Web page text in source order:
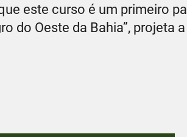
este curso é um primeiro
do Oeste da Bahia”, projeta